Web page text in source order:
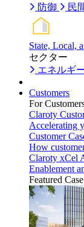
防御
民
State, Local,
セクター
エネルギ
Customers
For
Claroty
Accelerating
Customer
How
Claroty xCel
Enablement
Featured